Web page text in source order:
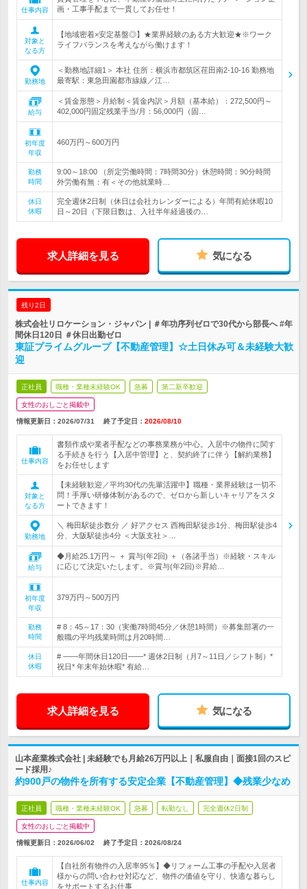
仕事内容
画・工事手配まで一貫してお任せ！
対象と
なる方
【地域密着×安定基盤◎】★業界経験のある方大歓迎★※ワーク
ライフバランスを考えながら働けます！
勤務地
＜勤務地詳細1＞ 本社 住所：横浜市都筑区荏田南2-10-16 勤務地
最寄駅：東急田園都市線線／江…
給与
＜賃金形態＞月給制＜賃金内訳＞月額（基本給）：272,500円～
402,000円固定残業手当/月：56,000円（固…
初年度
年収
460万円～600万円
勤務
時間
9:00～18:00 （所定労働時間：7時間30分）休憩時間：90分時間
外労働有無：有＜その他就業時…
休日
休暇
完全週休2日制（休日は会社カレンダーによる）年間有給休暇10
日～20日（下限日数は、入社半年経過後の…
求人詳細を見る 気になる
残り2日
株式会社リロケーション・ジャパン | ＃年功序列ゼロで30代から部長へ #年
間休日120日 ＃休日出勤ゼロ
東証プライムグループ【不動産管理】☆土日休み可＆未経験大歓
迎
正社員 職種・業種未経験OK 急募 第二新卒歓迎
女性のおしごと掲載中
情報更新日：2026/07/31 終了予定日： 2026/08/10
仕事内容
書類作成や業者手配などの事務業務が中心。入居中の物件に関す
る手続きを行う【入居中管理】と、契約終了に伴う【解約業務】
をお任せします
対象と
なる方
【未経験歓迎／平均30代の先輩活躍中】職種・業界経験は一切不
問！手厚い研修体制があるので、ゼロから新しいキャリアをスタ
ートできます！
勤務地
＼ 梅田駅徒歩数分 ／ 好アクセス 西梅田駅徒歩1分、梅田駅徒歩4
分、大阪駅徒歩4分 ＜大阪支社＞…
給与
◆月給25.1万円～ ＋ 賞与(年2回) ＋（各諸手当）※経験・スキル
に応じて決定いたします。※賞与(年2回)※昇給…
初年度
年収
379万円～500万円
勤務
時間
# 8：45～17：30（実働7時間45分／休憩1時間）※募集部署の一
般職の平均残業時間は月20時間…
休日
休暇
# ――年間休日120日――* 週休2日制（月7～11日／シフト制）*
祝日* 年末年始休暇* 有給…
求人詳細を見る 気になる
山本産業株式会社 | 未経験でも月給26万円以上｜私服自由｜面接1回のスピ
ード採用♪
約900戸の物件を所有する安定企業【不動産管理】◆残業少なめ
正社員 職種・業種未経験OK 急募 転勤なし 完全週休2日制
女性のおしごと掲載中
情報更新日：2026/06/02 終了予定日： 2026/08/24
仕事内容
【自社所有物件の入居率95％】◆リフォーム工事の手配や入居者
様からの問い合わせ対応など、物件の価値を守り、快適な暮らし
をサポートするお仕事